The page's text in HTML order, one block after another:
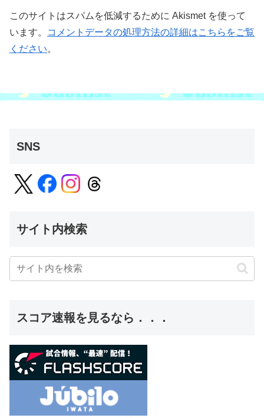
このサイトはスパムを低減するために Akismet を使って
います。
コメントデータの処理方法の詳細はこちらをご覧
ください。
SNS
サイト内検索
スコア速報を見るなら．．．